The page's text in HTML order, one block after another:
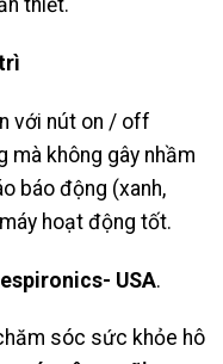
thiết.
với nút on / off
mà không gây nhầm
báo động (xanh,
hoạt động tốt.
USA.
sóc sức khỏe hô